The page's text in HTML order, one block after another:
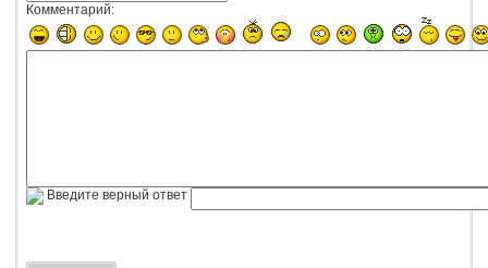
Комментарий:
Введите верный ответ